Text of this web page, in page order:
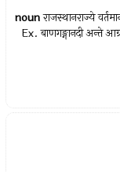
noun राजस्थानराज्ये
Ex.बाणगङ्गानदी अन्ते